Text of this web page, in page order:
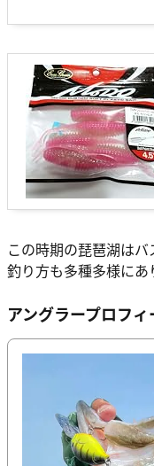
この時期の琵琶湖はバ
釣り方も多種多様に
アングラープロフィ